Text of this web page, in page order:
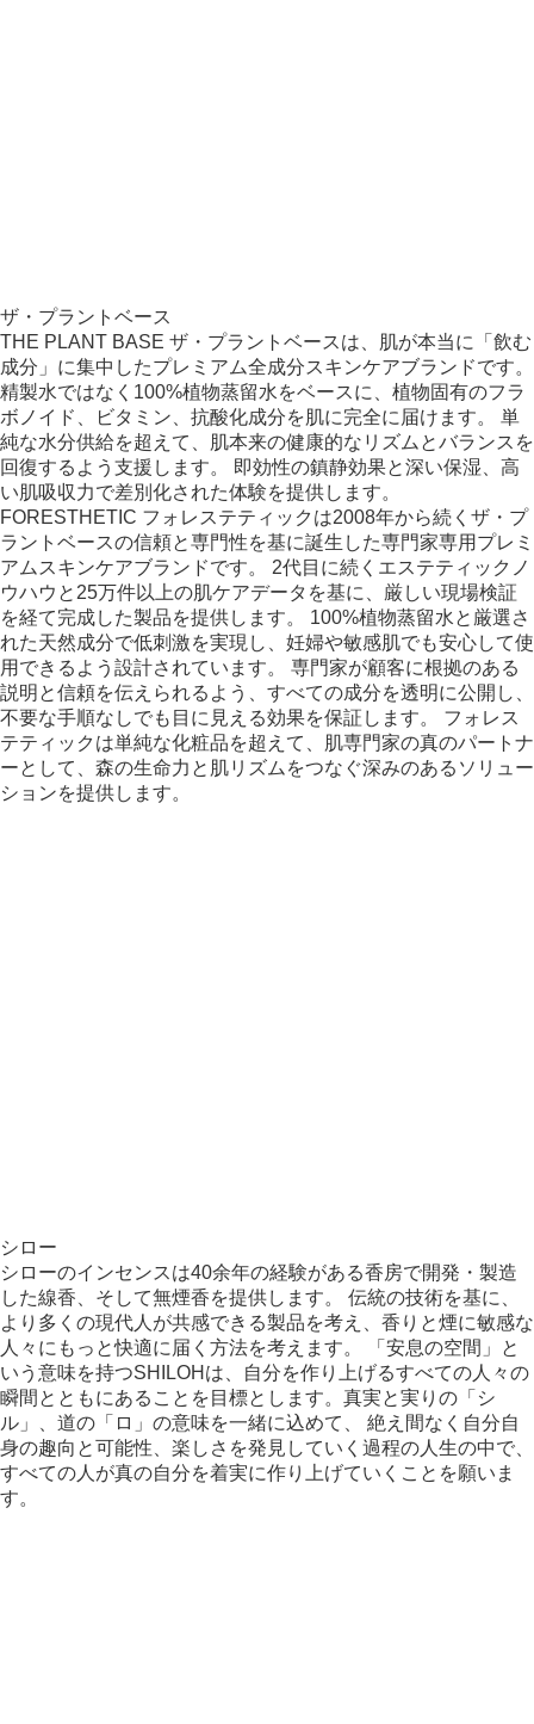
ザ・プラントベース
THE PLANT BASE ザ・プラントベースは、肌が本当に「飲む
成分」に集中したプレミアム全成分スキンケアブランドです。
精製水ではなく100%植物蒸留水をベースに、植物固有のフラ
ボノイド、ビタミン、抗酸化成分を肌に完全に届けます。 単
純な水分供給を超えて、肌本来の健康的なリズムとバランスを
回復するよう支援します。 即効性の鎮静効果と深い保湿、高
い肌吸収力で差別化された体験を提供します。
FORESTHETIC フォレステティックは2008年から続くザ・プ
ラントベースの信頼と専門性を基に誕生した専門家専用プレミ
アムスキンケアブランドです。 2代目に続くエステティックノ
ウハウと25万件以上の肌ケアデータを基に、厳しい現場検証
を経て完成した製品を提供します。 100%植物蒸留水と厳選さ
れた天然成分で低刺激を実現し、妊婦や敏感肌でも安心して使
用できるよう設計されています。 専門家が顧客に根拠のある
説明と信頼を伝えられるよう、すべての成分を透明に公開し、
不要な手順なしでも目に見える効果を保証します。 フォレス
テティックは単純な化粧品を超えて、肌専門家の真のパートナ
ーとして、森の生命力と肌リズムをつなぐ深みのあるソリュー
ションを提供します。
シロー
シローのインセンスは40余年の経験がある香房で開発・製造
した線香、そして無煙香を提供します。 伝統の技術を基に、
より多くの現代人が共感できる製品を考え、香りと煙に敏感な
人々にもっと快適に届く方法を考えます。 「安息の空間」と
いう意味を持つSHILOHは、自分を作り上げるすべての人々の
瞬間とともにあることを目標とします。真実と実りの「シ
ル」、道の「ロ」の意味を一緒に込めて、 絶え間なく自分自
身の趣向と可能性、楽しさを発見していく過程の人生の中で、
すべての人が真の自分を着実に作り上げていくことを願いま
す。